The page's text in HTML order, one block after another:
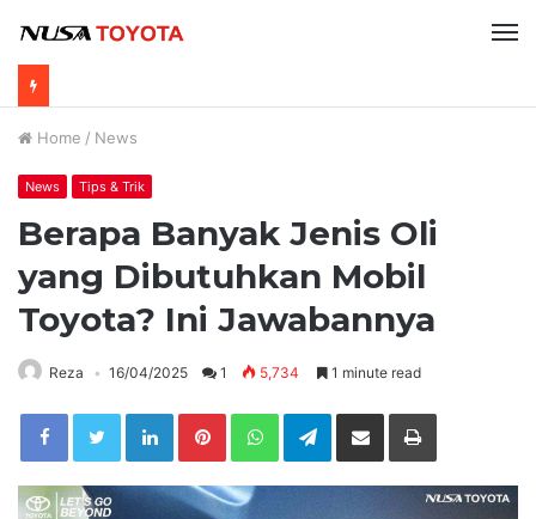
Home / News
News Tips & Trik
Berapa Banyak Jenis Oli
yang Dibutuhkan Mobil
Toyota? Ini Jawabannya
Reza 16/04/2025 1 5,734 1 minute read
LinkedInPinterestWhatsAppTelegramShare via Email Print